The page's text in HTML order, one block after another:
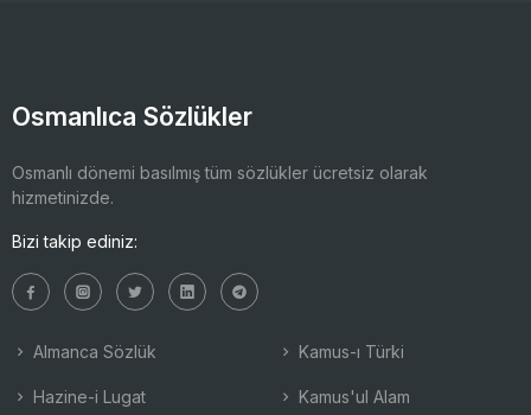
Osmanlıca Sözlükler
Osmanlı dönemi basılmış tüm sözlükler ücretsiz olarak
hizmetinizde.
Bizi takip ediniz:
Almanca Sözlük
Hazine-i Lugat
Kamus-ı Türki
Kamus'ul Alam